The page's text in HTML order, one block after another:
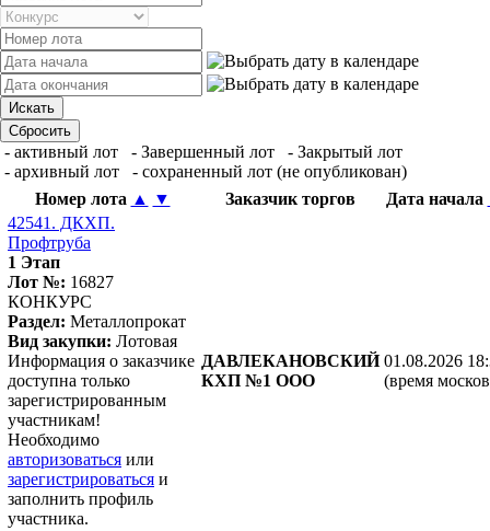
- активный лот - Завершенный лот
- Закрытый лот
- архивный лот
- сохраненный лот (не опубликован)
Номер лота ▲ ▼ Заказчик торгов Дата начала
42541. ДКХП.
Профтруба
1 Этап
Лот №: 16827
КОНКУРС
Раздел: Металлопрокат
Вид закупки: Лотовая
Информация о заказчике
доступна только
зарегистрированным
участникам!
Необходимо
авторизоваться или
зарегистрироваться и
заполнить профиль
участника.
ДАВЛЕКАНОВСКИЙ
КХП №1 ООО
01.08.2026
(время